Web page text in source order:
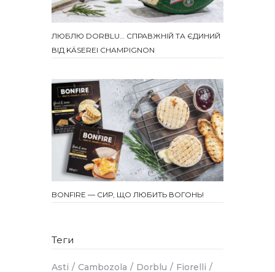
ЛЮБЛЮ DORBLU… СПРАВЖНІЙ ТА ЄДИНИЙ
ВІД KÄSEREI CHAMPIGNON
BONFIRE — СИР, ЩО ЛЮБИТЬ ВОГОНЬ!
Теги
Asti Cambozola Dorblu
Fiorelli